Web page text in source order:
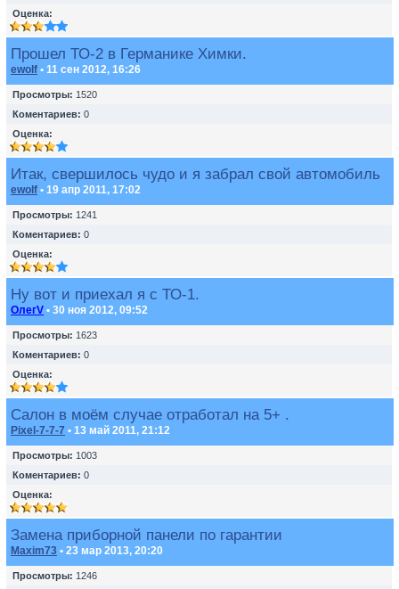
Оценка:
Прошел ТО-2 в Германике Химки.
ewolf • 11 сен 2012, 16:26
Просмотры: 1520
Коментариев: 0
Оценка:
Итак, свершилось чудо и я забрал свой автомобиль
ewolf • 19 апр 2011, 17:02
Просмотры: 1241
Коментариев: 0
Оценка:
Ну вот и приехал я с ТО-1.
ОлегV • 30 ноя 2012, 09:52
Просмотры: 1623
Коментариев: 0
Оценка:
Салон в моём случае отработал на 5+ .
Pixel-7-7-7 • 13 май 2011, 21:12
Просмотры: 1003
Коментариев: 0
Оценка:
Замена приборной панели по гарантии
Maxim73 • 23 мар 2013, 20:20
Просмотры: 1246